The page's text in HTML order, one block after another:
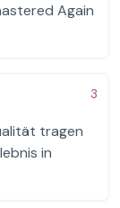
Again
3
tragen
in